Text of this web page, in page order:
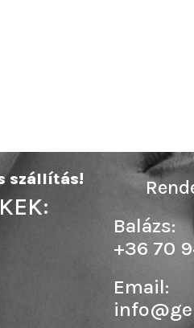
szállítás!
Balázs:
+36 70
Email: